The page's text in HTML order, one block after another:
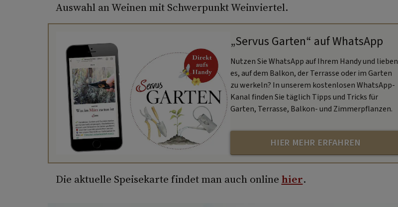
Auswahl an Weinen mit Schwerpunkt Weinviertel.
„Servus Garten“ auf WhatsApp
Nutzen Sie WhatsApp auf Ihrem Handy und lieben
es, auf dem Balkon, der Terrasse oder im Garten
zu werkeln? In unserem kostenlosen WhatsApp-
Kanal finden Sie täglich Tipps und Tricks für
Garten, Terrasse, Balkon- und Zimmerpflanzen.
HIER MEHR ERFAHREN
Die aktuelle Speisekarte findet man auch online hier.